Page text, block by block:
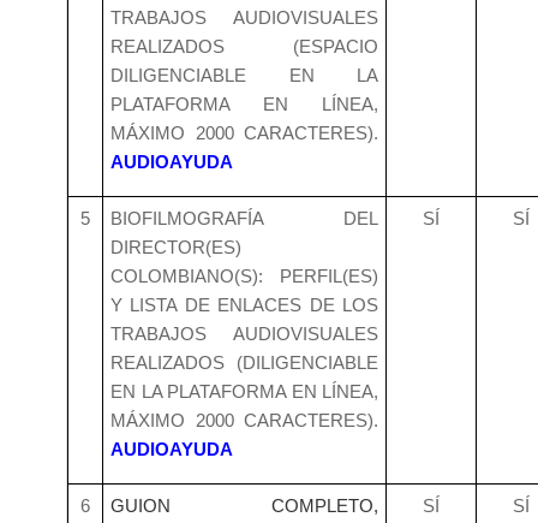
TRABAJOS AUDIOVISUALES
REALIZADOS (ESPACIO
DILIGENCIABLE EN LA
PLATAFORMA EN LÍNEA,
MÁXIMO 2000 CARACTERES).
AUDIOAYUDA
5
BIOFILMOGRAFÍA DEL
DIRECTOR(ES)
COLOMBIANO(S): PERFIL(ES)
Y LISTA DE ENLACES DE LOS
TRABAJOS AUDIOVISUALES
REALIZADOS (DILIGENCIABLE
EN LA PLATAFORMA EN LÍNEA,
MÁXIMO 2000 CARACTERES).
AUDIOAYUDA
SÍ SÍ
6
GUION COMPLETO,
SÍ SÍ